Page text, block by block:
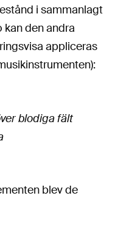
i sammanlagt
kan den andra
appliceras
blodiga fält
blev de